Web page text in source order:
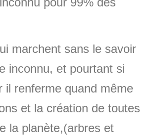
marchent sans le savoir
inconnu, et pourtant si
il renferme quand même
et la création de toutes
la planète,(arbres et